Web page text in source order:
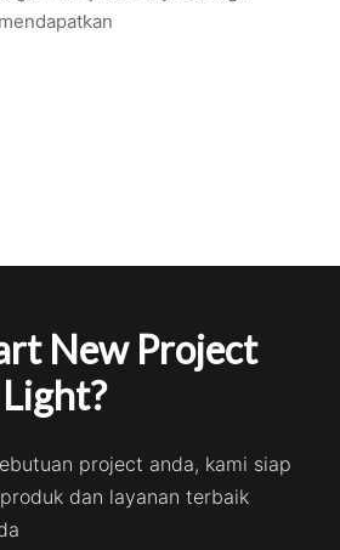
New Project
project anda, kami siap
dan layanan terbaik